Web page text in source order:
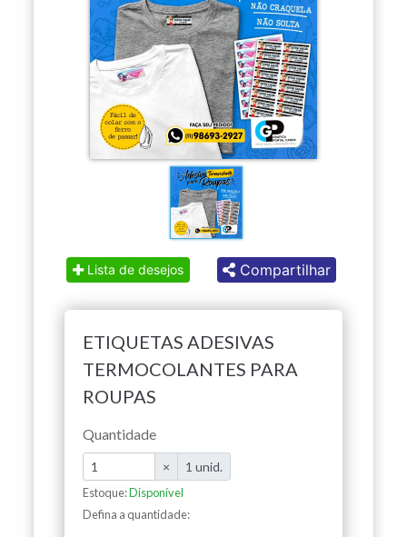
Lista de desejos Compartilhar
ETIQUETAS ADESIVAS
TERMOCOLANTES PARA
ROUPAS
Quantidade
× 1 unid.
Estoque:Disponível
Defina a quantidade: